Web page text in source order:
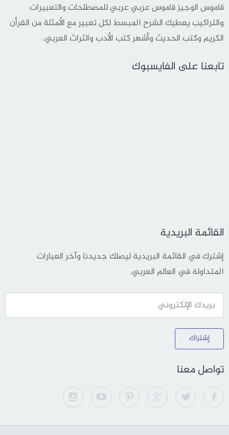
قاموس الوجيز قاموس عربي عربي للمصطلحات والتعبيرات
والتراكيب يعطيك الشرح المبسط لكل تعبير مع الأمثلة من القرأن
الكريم وكتب الحديث وأشهر كتب الأدب والثراث العربي.
تابعنا على الفايسبوك
القائمة البريدية
إشترك في القائمة البريدية ليصلك جديدنا وآخر العبارات
المتداولة في العالم العربي.
إشتراك
تواصل معنا